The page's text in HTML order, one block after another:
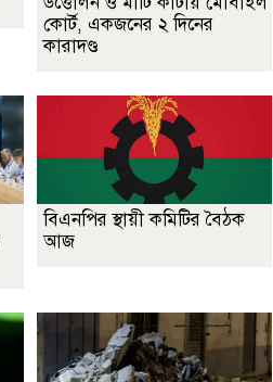
কোর্ট, একজনের ২ দিনের
কারাদণ্ড
বিএনপির স্থায়ী কমিটির বৈঠক
আজ